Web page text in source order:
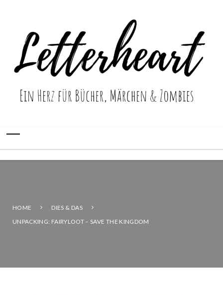
HOME
DIES & DAS
UNPACKING: FAIRYLOOT – SAVE THE KINGDOM